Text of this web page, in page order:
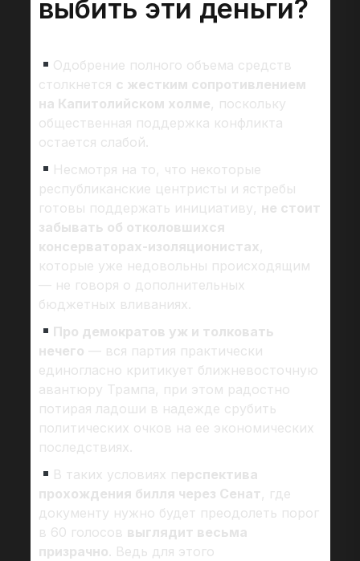
выбить эти деньги?
Одобрение полного объема средств
столкнется с жестким сопротивлением
на Капитолийском холме, поскольку
общественная поддержка конфликта
остается слабой.
Несмотря на то, что некоторые
республиканские центристы и ястребы
готовы поддержать инициативу, не стоит
забывать об отколовшихся
консерваторах-изоляционистах,
которые уже недовольны происходящим
— не говоря о дополнительных
бюджетных вливаниях.
Про демократов уж и толковать
нечего — вся партия практически
единогласно критикует ближневосточную
авантюру Трампа, при этом радостно
потирая ладоши в надежде срубить
политических очков на ее экономических
последствиях.
В таких условиях перспектива
прохождения билля через Сенат, где
документу нужно будет преодолеть порог
в 60 голосов выглядит весьма
призрачно. Ведь для этого